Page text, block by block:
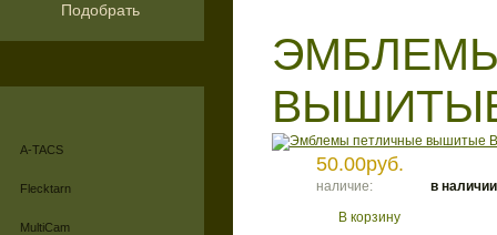
Подобрать
A-TACS
Flecktarn
MultiCam
50.00руб.
наличие:
в наличии
В корзину